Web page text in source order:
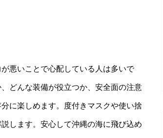
悪いことで心配している人は多いで
どんな装備が役立つか、安全面の注意
に楽しめます。度付きマスクや使い捨
します。安心して沖縄の海に飛び込め